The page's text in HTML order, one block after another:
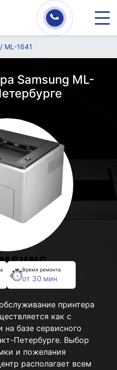
/ ML-1641
Samsung ML-
Время ремонта
от 30 мин
принтера
как с
базе сервисного
Петербурге. Выбор
и пожелания
располагает всем